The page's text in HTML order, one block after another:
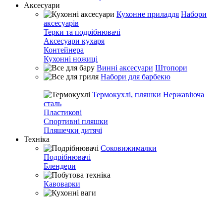
Аксесуари
Кухонне приладдя Набори
аксесуарів
Терки та подрібнювачі
Аксесуари кухаря
Контейнера
Кухонні ножиці
Винні аксесуари Штопори
Набори для барбекю
Термокухлі, пляшки Нержавіюча
сталь
Пластикові
Спортивні пляшки
Пляшечки дитячі
Техніка
Соковижималки
Подрібнювачі
Блендери
Кавоварки